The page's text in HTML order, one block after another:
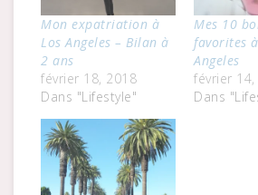
Mon expatriation à
Los Angeles – Bilan à
2 ans
février 18, 2018
Dans "Lifestyle"
Mes 10
favorites
Angeles
février
Dans